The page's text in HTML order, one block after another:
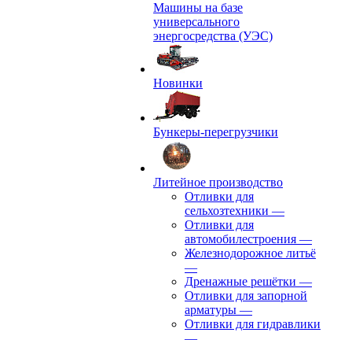
Машины на базе
универсального
энергосредства (УЭС)
Новинки
Бункеры-перегрузчики
Литейное производство
Отливки для
сельхозтехники —
Отливки для
автомобилестроения —
Железнодорожное литьё
—
Дренажные решётки —
Отливки для запорной
арматуры —
Отливки для гидравлики